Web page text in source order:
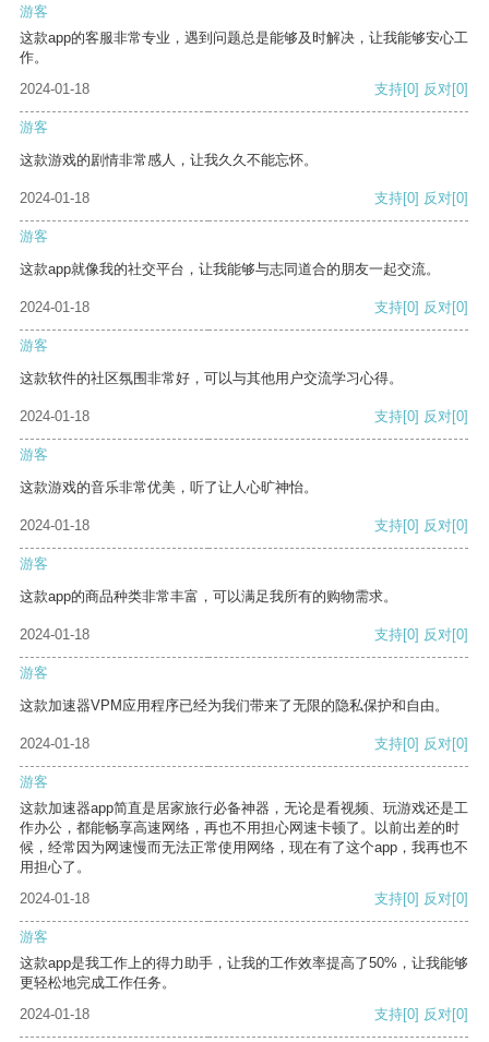
游客
这款app的客服非常专业，遇到问题总是能够及时解决，让我能够安心工
作。
2024-01-18
支持[0] 反对[0]
游客
这款游戏的剧情非常感人，让我久久不能忘怀。
2024-01-18 支持[0] 反对[0]
游客
这款app就像我的社交平台，让我能够与志同道合的朋友一起交流。
2024-01-18 支持[0] 反对[0]
游客
这款软件的社区氛围非常好，可以与其他用户交流学习心得。
2024-01-18 支持[0] 反对[0]
游客
这款游戏的音乐非常优美，听了让人心旷神怡。
2024-01-18 支持[0] 反对[0]
游客
这款app的商品种类非常丰富，可以满足我所有的购物需求。
2024-01-18 支持[0] 反对[0]
游客
这款加速器VPM应用程序已经为我们带来了无限的隐私保护和自由。
2024-01-18 支持[0] 反对[0]
游客
这款加速器app简直是居家旅行必备神器，无论是看视频、玩游戏还是工
作办公，都能畅享高速网络，再也不用担心网速卡顿了。以前出差的时
候，经常因为网速慢而无法正常使用网络，现在有了这个app，我再也不
用担心了。
2024-01-18
支持[0] 反对[0]
游客
这款app是我工作上的得力助手，让我的工作效率提高了50%，让我能够
更轻松地完成工作任务。
2024-01-18
支持[0] 反对[0]